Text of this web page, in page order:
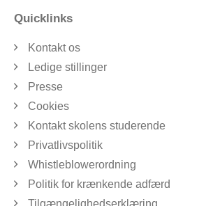
Quicklinks
Kontakt os
Ledige stillinger
Presse
Cookies
Kontakt skolens studerende
Privatlivspolitik
Whistleblowerordning
Politik for krænkende adfærd
Tilgængelighedserklæring